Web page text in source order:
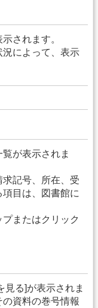
されます。
によって、表示
が表示されま
記号、所在、受
目は、図書館に
またはクリック
見る]が表示されま
資料の巻号情報